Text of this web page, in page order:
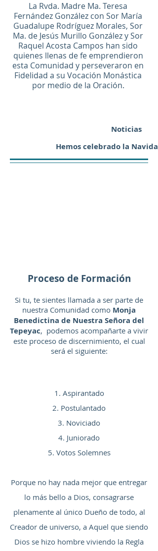
La Rvda. Madre Ma. Teresa
Fernández González con Sor María
Guadalupe Rodríguez Morales, Sor
Ma. de Jesús Murillo González y Sor
Raquel Acosta Campos han sido
quienes llenas de fe emprendieron
esta Comunidad y perseveraron en
Fidelidad a su Vocación Monástica
por medio de la Oración.
Noticias
Hemos celebrado la
Proceso de Formación
Si tu, te sientes llamada a ser parte de
nuestra Comunidad como Monja
Benedictina de Nuestra Señora del
Tepeyac, podemos acompañarte a vivir
este proceso de discernimiento, el cual
será el siguiente:
Aspirantado
Postulantado
Noviciado
Juniorado
Votos Solemnes
Porque no hay nada mejor que entregar
lo más bello a Dios, consagrarse
plenamente al único Dueño de todo, al
Creador de universo, a Aquel que siendo
Dios se hizo hombre viviendo la Regla